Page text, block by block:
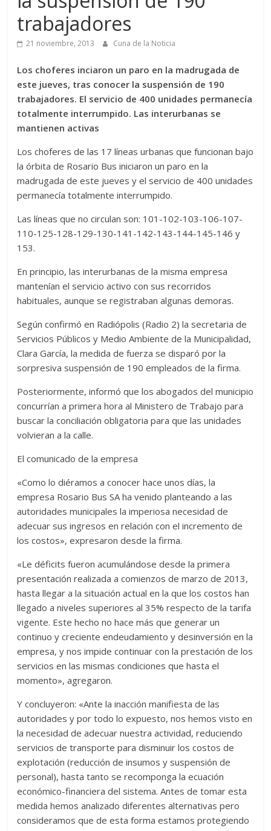
trabajadores
21 noviembre, 2013 Cuna de la Noticia
Los choferes inciaron un paro en la madrugada de
este jueves, tras conocer la suspensión de 190
trabajadores. El servicio de 400 unidades permanecía
totalmente interrumpido. Las interurbanas se
mantienen activas
Los choferes de las 17 líneas urbanas que funcionan bajo
la órbita de Rosario Bus iniciaron un paro en la
madrugada de este jueves y el servicio de 400 unidades
permanecía totalmente interrumpido.
Las líneas que no circulan son: 101-102-103-106-107-
110-125-128-129-130-141-142-143-144-145-146 y
153.
En principio, las interurbanas de la misma empresa
mantenían el servicio activo con sus recorridos
habituales, aunque se registraban algunas demoras.
Según confirmó en Radiópolis (Radio 2) la secretaria de
Servicios Públicos y Medio Ambiente de la Municipalidad,
Clara García, la medida de fuerza se disparó por la
sorpresiva suspensión de 190 empleados de la firma.
Posteriormente, informó que los abogados del municipio
concurrían a primera hora al Ministero de Trabajo para
buscar la conciliación obligatoria para que las unidades
volvieran a la calle.
El comunicado de la empresa
«Como lo diéramos a conocer hace unos días, la
empresa Rosario Bus SA ha venido planteando a las
autoridades municipales la imperiosa necesidad de
adecuar sus ingresos en relación con el incremento de
los costos», expresaron desde la firma.
«Le déficits fueron acumulándose desde la primera
presentación realizada a comienzos de marzo de 2013,
hasta llegar a la situación actual en la que los costos han
llegado a niveles superiores al 35% respecto de la tarifa
vigente. Este hecho no hace más que generar un
continuo y creciente endeudamiento y desinversión en la
empresa, y nos impide continuar con la prestación de los
servicios en las mismas condiciones que hasta el
momento», agregaron.
Y concluyeron: «Ante la inacción manifiesta de las
autoridades y por todo lo expuesto, nos hemos visto en
la necesidad de adecuar nuestra actividad, reduciendo
servicios de transporte para disminuir los costos de
explotación (reducción de insumos y suspensión de
personal), hasta tanto se recomponga la ecuación
económico-financiera del sistema. Antes de tomar esta
medida hemos analizado diferentes alternativas pero
consideramos que de esta forma estamos protegiendo